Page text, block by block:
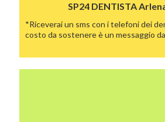
SP24 DENTISTA
*Riceverai un sms con i telefoni dei
costo da sostenere è un messaggio